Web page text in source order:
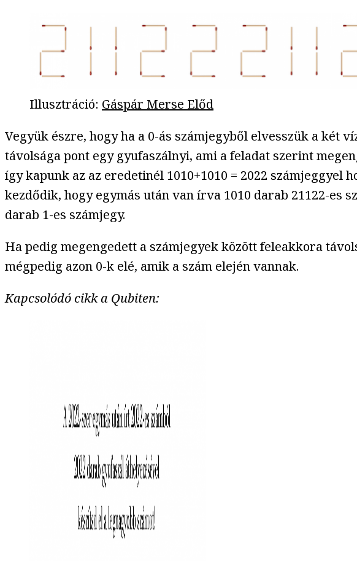
Illusztráció: Gáspár Merse Előd
Vegyük észre, hogy ha a 0-ás számjegyből elvesszük a két
távolsága pont egy gyufaszálnyi, ami a feladat szerint
így kapunk az az eredetinél 1010+1010 = 2022 számjeggyel
kezdődik, hogy egymás után van írva 1010 darab 21122-es
darab 1-es számjegy.
Ha pedig megengedett a számjegyek között feleakkora
mégpedig azon 0-k elé, amik a szám elején vannak.
Kapcsolódó cikk a Qubiten: